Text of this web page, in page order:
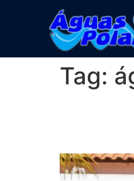
Tag: